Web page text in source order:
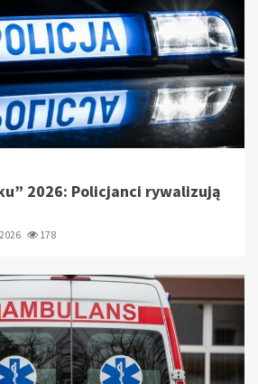
2026: Policjanci rywalizują
178